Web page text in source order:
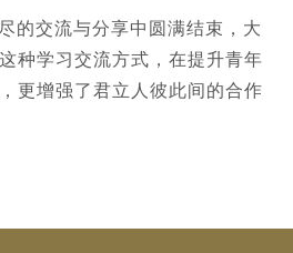
的交流与分享中圆满结束，大
种学习交流方式，在提升青年
更增强了君立人彼此间的合作